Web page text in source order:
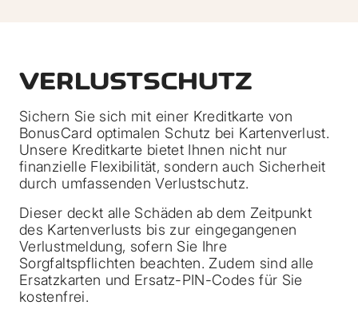
VERLUSTSCHUTZ
Sichern Sie sich mit einer Kreditkarte von
BonusCard optimalen Schutz bei Kartenverlust.
Unsere Kreditkarte bietet Ihnen nicht nur
finanzielle Flexibilität, sondern auch Sicherheit
durch umfassenden Verlustschutz.
Dieser deckt alle Schäden ab dem Zeitpunkt
des Kartenverlusts bis zur eingegangenen
Verlustmeldung, sofern Sie Ihre
Sorgfaltspflichten beachten. Zudem sind alle
Ersatzkarten und Ersatz-PIN-Codes für Sie
kostenfrei.